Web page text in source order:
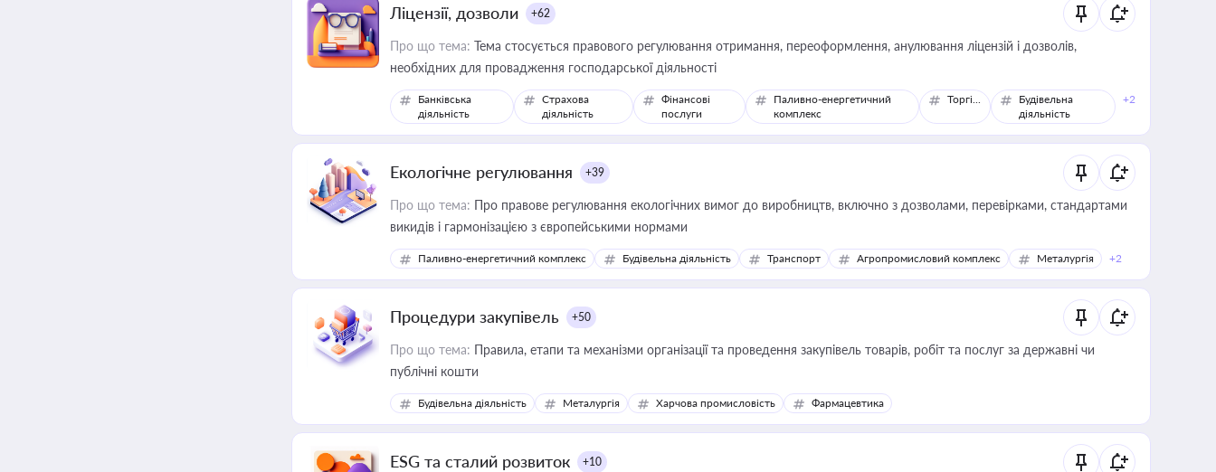
Ліцензії, дозволи +62
Про що тема: Тема стосується правового регулювання отримання, переоформлення, анулювання ліцензій і дозволів,
необхідних для провадження господарської діяльності
Банківська
діяльність
Страхова
діяльність
Фінансові
послуги
Паливно-енергетичний
комплекс
Торгівля
Будівельна
діяльність
+2
Екологічне регулювання +39
Про що тема: Про правове регулювання екологічних вимог до виробництв, включно з дозволами, перевірками, стандартами
викидів і гармонізацією з європейськими нормами
Паливно-енергетичний комплекс Будівельна діяльність Транспорт Агропромисловий комплекс Металургія +2
Процедури закупівель +50
Про що тема: Правила, етапи та механізми організації та проведення закупівель товарів, робіт та послуг за державні чи
публічні кошти
Будівельна діяльність Металургія Харчова промисловість Фармацевтика
ESG та сталий розвиток +10